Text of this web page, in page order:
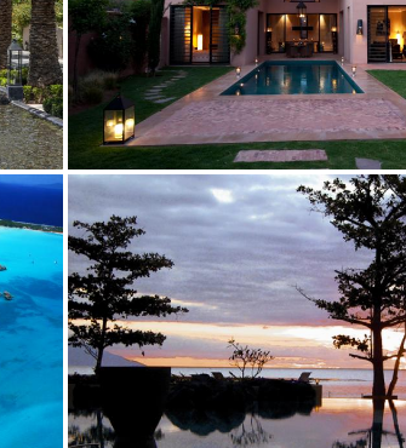
2010
2010